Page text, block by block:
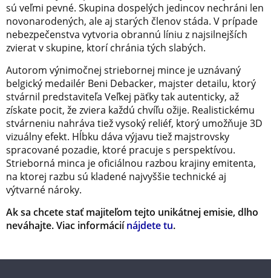
sú veľmi pevné. Skupina dospelých jedincov nechráni len
novonarodených, ale aj starých členov stáda. V prípade
nebezpečenstva vytvoria obrannú líniu z najsilnejších
zvierat v skupine, ktorí chránia tých slabých.
Autorom výnimočnej striebornej mince je uznávaný
belgický medailér Beni Debacker, majster detailu, ktorý
stvárnil predstaviteľa Veľkej päťky tak autenticky, až
získate pocit, že zviera každú chvíľu ožije. Realistickému
stvárneniu nahráva tiež vysoký reliéf, ktorý umožňuje 3D
vizuálny efekt. Hĺbku dáva výjavu tiež majstrovsky
spracované pozadie, ktoré pracuje s perspektívou.
Strieborná minca je oficiálnou razbou krajiny emitenta,
na ktorej razbu sú kladené najvyššie technické aj
výtvarné nároky.
Ak sa chcete stať majiteľom tejto unikátnej emisie, dlho
neváhajte. Viac informáciínájdete tu.